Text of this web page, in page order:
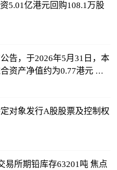
5.01亿港元回购108.1万股
告，于2026年5月31日，本
资产净值约为0.77港元 热
对象发行A股股票及控制权
易所期铅库存63201吨 焦点